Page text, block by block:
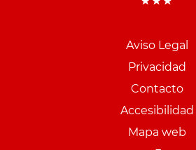
Aviso Legal
Privacidad
Contacto
Accesibilidad
Mapa web